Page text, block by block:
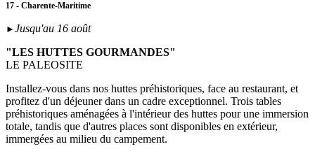
17 - Charente-Maritime
► Jusqu'au 16 août
"LES HUTTES GOURMANDES"
LE PALEOSITE
Installez-vous dans nos huttes préhistoriques, face au restaurant, et
profitez d'un déjeuner dans un cadre exceptionnel. Trois tables
préhistoriques aménagées à l'intérieur des huttes pour une immersion
totale, tandis que d'autres places sont disponibles en extérieur,
immergées au milieu du campement.